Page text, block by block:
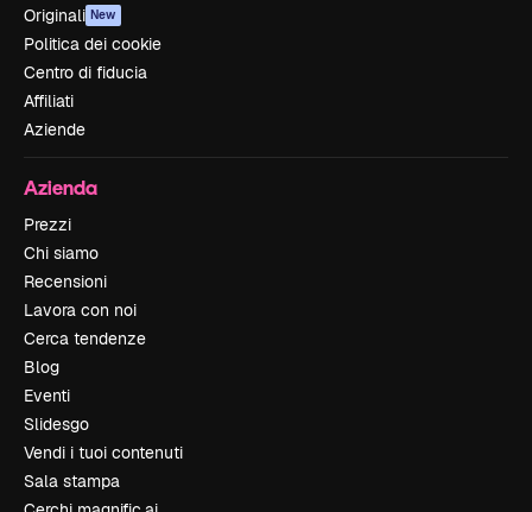
Originali New
Politica dei cookie
Centro di fiducia
Affiliati
Aziende
Azienda
Prezzi
Chi siamo
Recensioni
Lavora con noi
Cerca tendenze
Blog
Eventi
Slidesgo
Vendi i tuoi contenuti
Sala stampa